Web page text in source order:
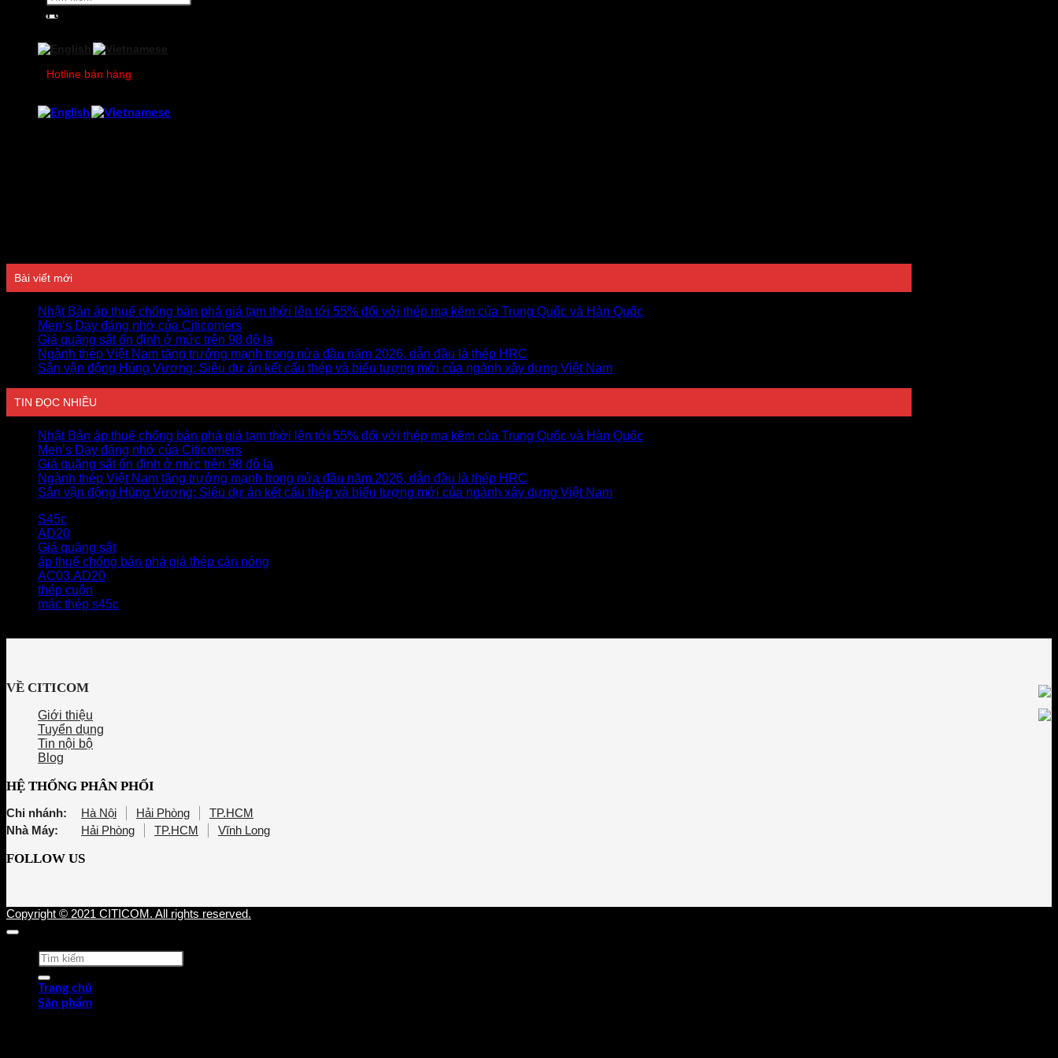
kiếm:
Hotline bán hàng
Nguồn tin: Citicom Research
Bài viết mới
Nhật Bản áp thuế chống bán phá giá tạm thời lên tới 55% đối với thép mạ kẽm của Trung Quốc và Hàn Quốc
Men’s Day đáng nhớ của Citicomers
Giá quặng sắt ổn định ở mức trên 98 đô la
Ngành thép Việt Nam tăng trưởng mạnh trong nửa đầu năm 2026, dẫn đầu là thép HRC
Sân vận động Hùng Vương: Siêu dự án kết cấu thép và biểu tượng mới của ngành xây dựng Việt Nam
TIN ĐỌC NHIỀU
Nhật Bản áp thuế chống bán phá giá tạm thời lên tới 55% đối với thép mạ kẽm của Trung Quốc và Hàn Quốc
Men’s Day đáng nhớ của Citicomers
Giá quặng sắt ổn định ở mức trên 98 đô la
Ngành thép Việt Nam tăng trưởng mạnh trong nửa đầu năm 2026, dẫn đầu là thép HRC
Sân vận động Hùng Vương: Siêu dự án kết cấu thép và biểu tượng mới của ngành xây dựng Việt Nam
S45c
AD20
Giá quặng sắt
áp thuế chống bán phá giá thép cán nóng
AC03.AD20
thép cuộn
mác thép s45c
VỀ CITICOM
Giới thiệu
Tuyển dụng
Tin nội bộ
Blog
HỆ THỐNG PHÂN PHỐI
Chi nhánh: Hà Nội Hải Phòng
TP.HCM
Nhà Máy:
Hải Phòng TP.HCM Vĩnh Long
FOLLOW US
Copyright © 2021 CITICOM. All rights reserved.
Tìm
kiếm:
Trang chủ
Sản phẩm